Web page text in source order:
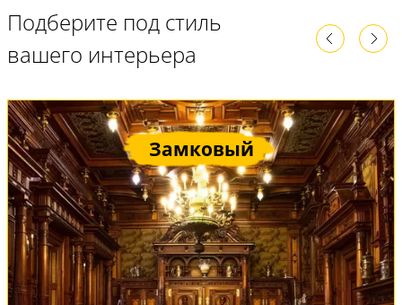
Подберите под стиль
вашего интерьера
Замковый